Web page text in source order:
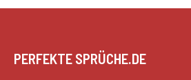
PERFEKTE SPRÜCHE.DE